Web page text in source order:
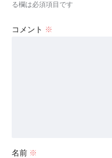
る欄は必須項目です
コメント ※
名前 ※